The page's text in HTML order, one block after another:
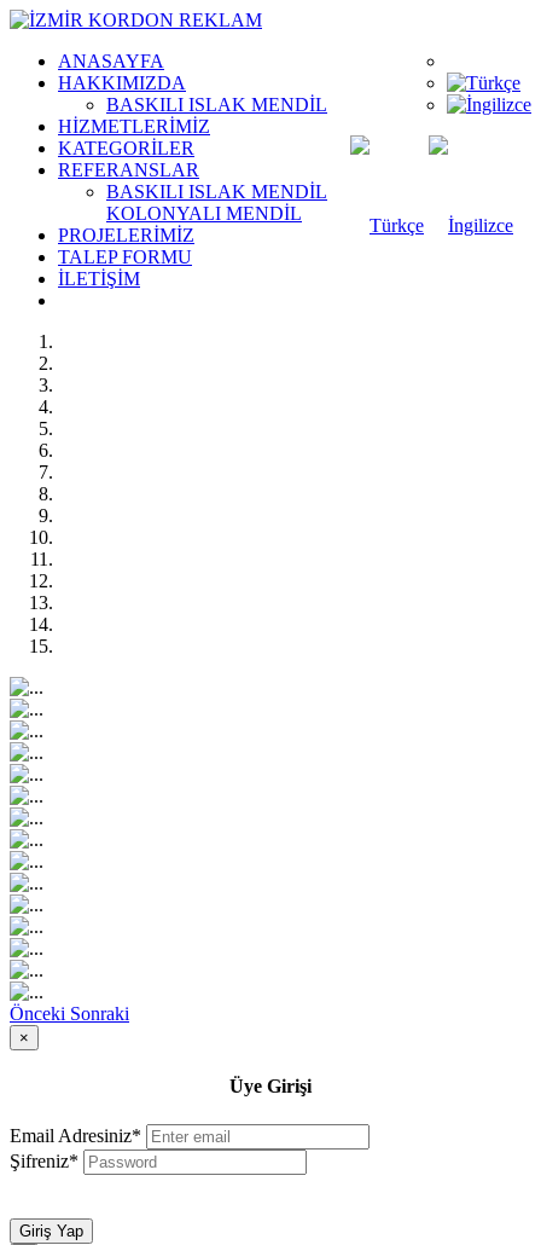
ANASAYFA
HAKKIMIZDA
BASKILI ISLAK MENDİL
HİZMETLERİMİZ
KATEGORİLER
REFERANSLAR
BASKILI ISLAK MENDİL
KOLONYALI MENDİL
PROJELERİMİZ
TALEP FORMU
İLETİŞİM
Önceki Sonraki
×
Üye Girişi
Email Adresiniz*
Şifreniz*
Giriş Yap